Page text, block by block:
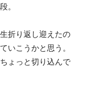
。
折り返し迎えたの
いこうかと思う。
ょっと切り込んで